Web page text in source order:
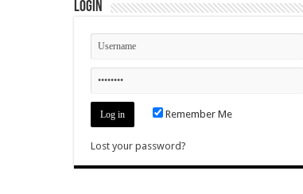
Login
Remember Me
Lost your password?